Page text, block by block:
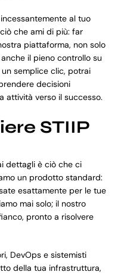
al tuo
che ami di più: far
piattaforma, non solo
il pieno controllo su
semplice clic, potrai
decisioni
attività verso il successo.
STIIP
dettagli è ciò che ci
un prodotto standard:
esattamente per le tue
mai solo; il nostro
pronto a risolvere
DevOps e sistemisti
della tua infrastruttura,